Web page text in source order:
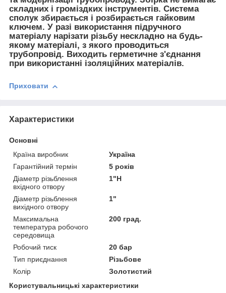
складних і громіздких інструментів. Система
сполук збирається і розбирається гайковим
ключем. У разі використання підручного
матеріалу нарізати різьбу нескладно на будь-
якому матеріалі, з якого проводиться
трубопровід. Виходить герметичне з'єднання
при використанні ізоляційних матеріалів.
Приховати
Характеристики
Основні
Країна виробник
Україна
Гарантійний термін
5 років
Діаметр різьблення
вхідного отвору
1"Н
Діаметр різьблення
вихідного отвору
1"
Максимальна
температура робочого
середовища
200 град.
Робочий тиск
20 бар
Тип приєднання
Різьбове
Колір
Золотистий
Користувальницькі характеристики